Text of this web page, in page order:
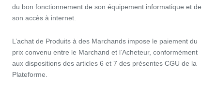
du bon fonctionnement de son équipement informatique et de
son accès à internet.
L’achat de Produits à des Marchands impose le paiement du
prix convenu entre le Marchand et l’Acheteur, conformément
aux dispositions des articles 6 et 7 des présentes CGU de la
Plateforme.